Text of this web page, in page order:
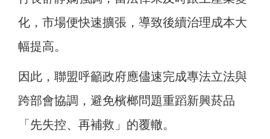
化，市場便快速擴張，導致後續治理成本大
幅提高。
因此，聯盟呼籲政府應儘速完成專法立法與
跨部會協調，避免檳榔問題重蹈新興菸品
「先失控、再補救」的覆轍。